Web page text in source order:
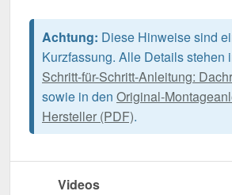
Achtung: Diese Hinweise sind
Kurzfassung. Alle Details stehen
Schritt-für-Schritt-Anleitung:
sowie in den Original-
Hersteller (PDF).
Videos